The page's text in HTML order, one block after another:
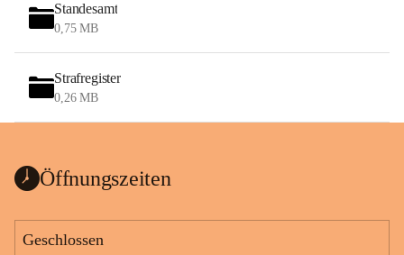
Standesamt
0,75 MB
Strafregister
0,26 MB
Öffnungszeiten
Geschlossen